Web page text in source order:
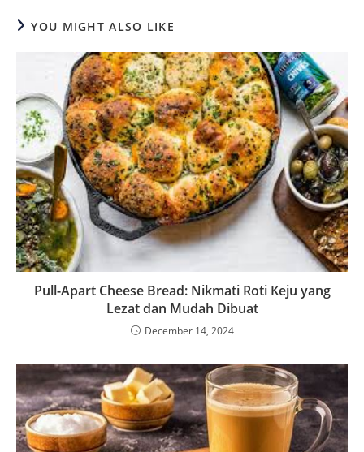
YOU MIGHT ALSO LIKE
Pull-Apart Cheese Bread: Nikmati Roti Keju yang
Lezat dan Mudah Dibuat
December 14, 2024